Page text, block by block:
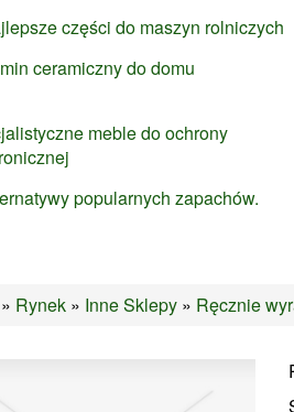
części do maszyn rolniczych
ceramiczny do domu
meble do ochrony
popularnych zapachów.
» Rynek » Inne Sklepy » Ręcznie